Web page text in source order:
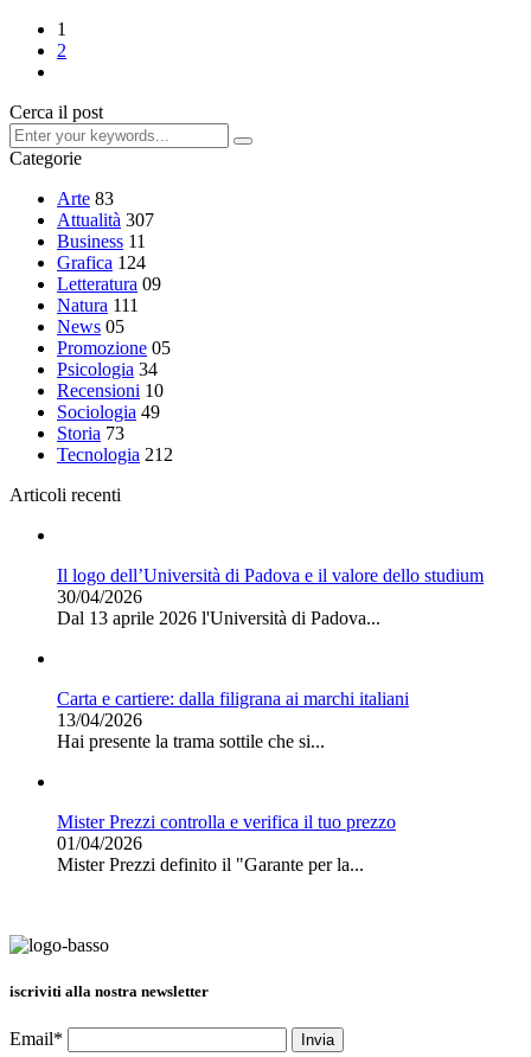
1
2
Cerca il post
Categorie
Arte 83
Attualità 307
Business 11
Grafica 124
Letteratura 09
Natura 111
News 05
Promozione 05
Psicologia 34
Recensioni 10
Sociologia 49
Storia 73
Tecnologia 212
Articoli recenti
Il logo dell’Università di Padova e il valore dello studium
30/04/2026
Dal 13 aprile 2026 l'Università di Padova...
Carta e cartiere: dalla filigrana ai marchi italiani
13/04/2026
Hai presente la trama sottile che si...
Mister Prezzi controlla e verifica il tuo prezzo
01/04/2026
Mister Prezzi definito il "Garante per la...
iscriviti alla nostra newsletter
Email*